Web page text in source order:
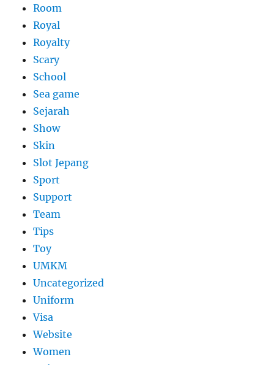
Room
Royal
Royalty
Scary
School
Sea game
Sejarah
Show
Skin
Slot Jepang
Sport
Support
Team
Tips
Toy
UMKM
Uncategorized
Uniform
Visa
Website
Women